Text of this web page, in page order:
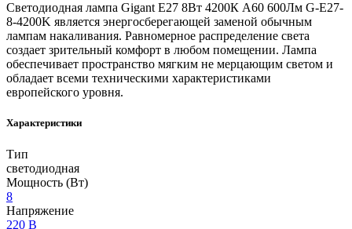
Светодиодная лампа Gigant E27 8Вт 4200К А60 600Лм G-E27-
8-4200K является энергосберегающей заменой обычным
лампам накаливания. Равномерное распределение света
создает зрительный комфорт в любом помещении. Лампа
обеспечивает пространство мягким не мерцающим светом и
обладает всеми техническими характеристиками
европейского уровня.
Характеристики
Тип
светодиодная
Мощность (Вт)
8
Напряжение
220 В